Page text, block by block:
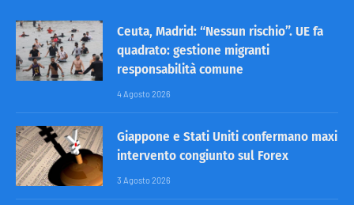
Ceuta, Madrid: “Nessun rischio”. UE fa
quadrato: gestione migranti
responsabilità comune
4 Agosto 2026
Giappone e Stati Uniti confermano maxi
intervento congiunto sul Forex
3 Agosto 2026